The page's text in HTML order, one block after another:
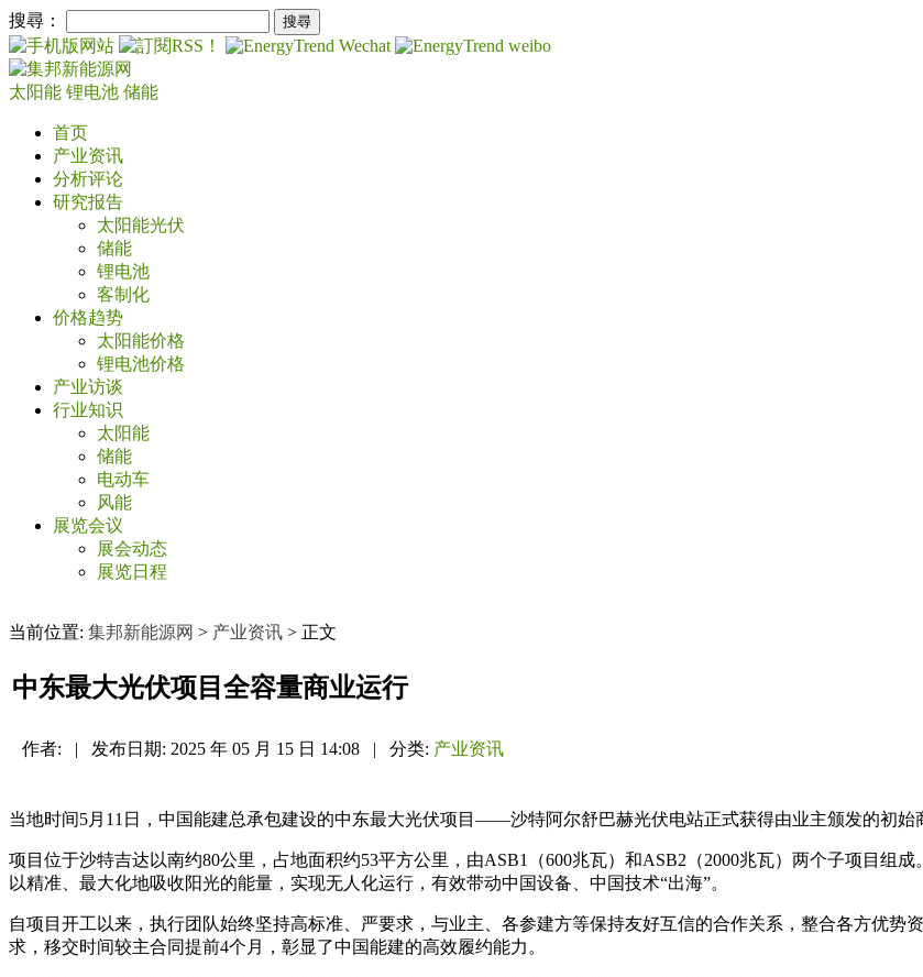
搜尋：
太阳能 锂电池 储能
首页
产业资讯
分析评论
研究报告
太阳能光伏
储能
锂电池
客制化
价格趋势
太阳能价格
锂电池价格
产业访谈
行业知识
太阳能
储能
电动车
风能
展览会议
展会动态
展览日程
当前位置: 集邦新能源网 > 产业资讯 > 正文
中东最大光伏项目全容量商业运行
作者: | 发布日期: 2025 年 05 月 15 日 14:08 | 分类: 产业资讯
当地时间5月11日，中国能建总承包建设的中东最大光伏项目——沙特阿尔舒巴赫光伏电站正式获得由业主颁发的初始
项目位于沙特吉达以南约80公里，占地面积约53平方公里，由ASB1（600兆瓦）和ASB2（2000兆瓦）两个子项目组
以精准、最大化地吸收阳光的能量，实现无人化运行，有效带动中国设备、中国技术“出海”。
自项目开工以来，执行团队始终坚持高标准、严要求，与业主、各参建方等保持友好互信的合作关系，整合各方优
求，移交时间较主合同提前4个月，彰显了中国能建的高效履约能力。